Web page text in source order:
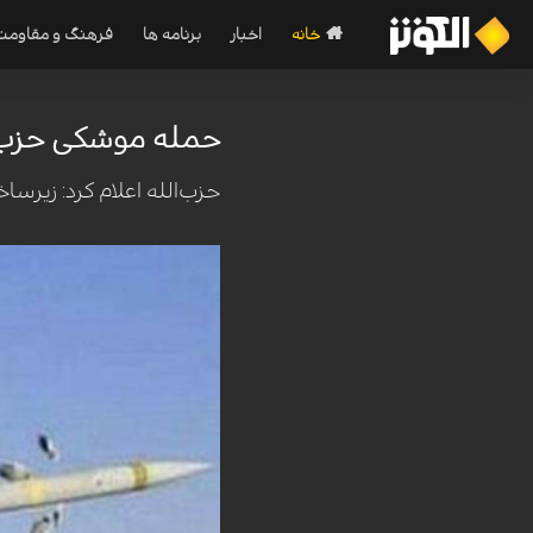
خانه اخبار برنامه ها فرهنگ و
حمله موشکی
حزب‌الله اعلام کرد: